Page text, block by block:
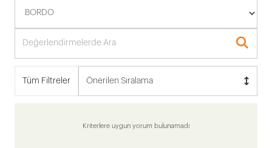
Tüm Filtreler Önerilen Sıralama
Kriterlere uygun yorum bulunamadı